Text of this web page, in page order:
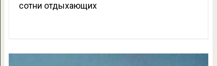
сотни отдыхающих